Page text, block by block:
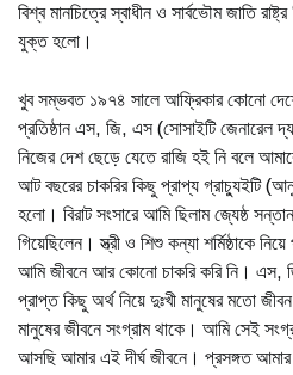
বিশ্ব মানচিত্রে স্বাধীন ও সার্বভৌম জাতি
যুক্ত হলো।
খুব সম্ভবত ১৯৭৪ সালে আফ্রিকার কোনো
প্রতিষ্ঠান এস, জি, এস (সোসাইটি জেনারেল
নিজের দেশ ছেড়ে যেতে রাজি হই নি বলে
আট বছরের চাকরির কিছু প্রাপ্য গ্রাচ্যুইটি
হলো। বিরাট সংসারে আমি ছিলাম জ্যেষ্ঠ
গিয়েছিলেন। স্ত্রী ও শিশু কন্যা শর্মিষ্ঠাকে
আমি জীবনে আর কোনো চাকরি করি নি। এস,
প্রাপ্ত কিছু অর্থ নিয়ে দুঃখী মানুষের মতো
মানুষের জীবনে সংগ্রাম থাকে। আমি সেই
আসছি আমার এই দীর্ঘ জীবনে। প্রসঙ্গত